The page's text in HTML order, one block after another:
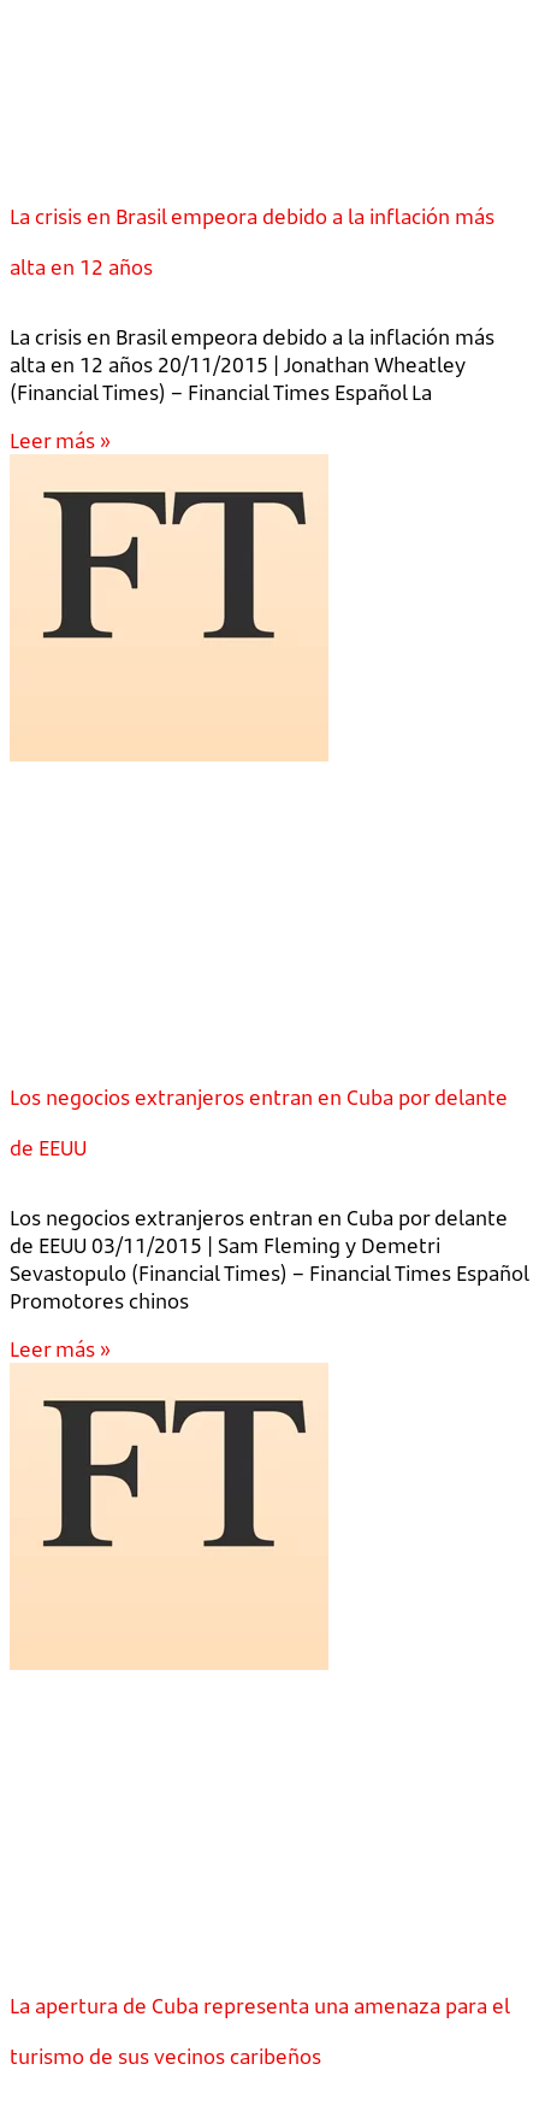
La crisis en Brasil empeora debido a la inflación más
alta en 12 años
La crisis en Brasil empeora debido a la inflación más
alta en 12 años 20/11/2015 | Jonathan Wheatley
(Financial Times) – Financial Times Español La
Leer más »
Los negocios extranjeros entran en Cuba por delante
de EEUU
Los negocios extranjeros entran en Cuba por delante
de EEUU 03/11/2015 | Sam Fleming y Demetri
Sevastopulo (Financial Times) – Financial Times Español
Promotores chinos
Leer más »
La apertura de Cuba representa una amenaza para el
turismo de sus vecinos caribeños